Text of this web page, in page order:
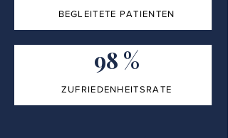
BEGLEITETE PATIENTEN
98 %
ZUFRIEDENHEITSRATE